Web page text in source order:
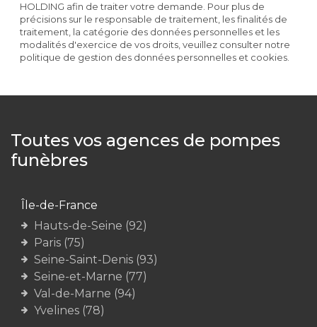
HOLDING afin de traiter votre demande. Pour plus de
précisions sur le responsable de traitement, les finalités de
traitement, la catégorie des données personnelles et les
modalités d'exercice de vos droits, veuillez consulter notre
politique de gestion des données personnelles et cookies.
Toutes vos agences de pompes
funèbres
Île-de-France
Hauts-de-Seine (92)
Paris (75)
Seine-Saint-Denis (93)
Seine-et-Marne (77)
Val-de-Marne (94)
Yvelines (78)